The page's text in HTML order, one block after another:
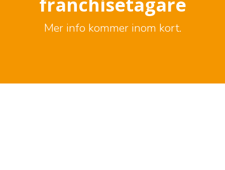
franchisetagare
Mer info kommer inom kort.